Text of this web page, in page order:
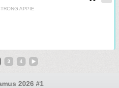
APPIE
3 4
2026 #1